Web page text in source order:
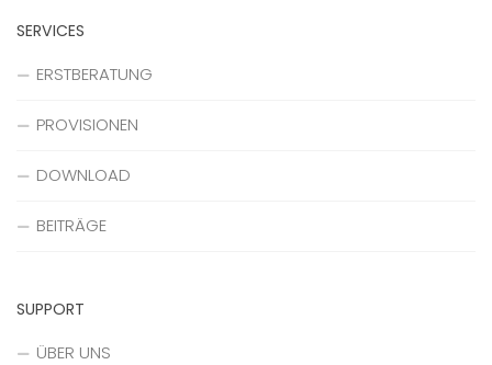
SERVICES
ERSTBERATUNG
PROVISIONEN
DOWNLOAD
BEITRÄGE
SUPPORT
ÜBER UNS